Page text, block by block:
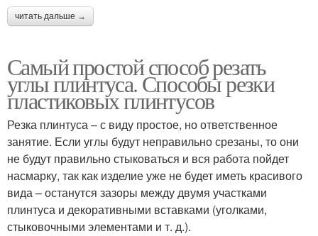
читать дальше →
Самый простой способ резать
углы плинтуса. Способы резки
пластиковых плинтусов
Резка плинтуса – с виду простое, но ответственное
занятие. Если углы будут неправильно срезаны, то они
не будут правильно стыковаться и вся работа пойдет
насмарку, так как изделие уже не будет иметь красивого
вида – останутся зазоры между двумя участками
плинтуса и декоративными вставками (уголками,
стыковочными элементами и т. д.).